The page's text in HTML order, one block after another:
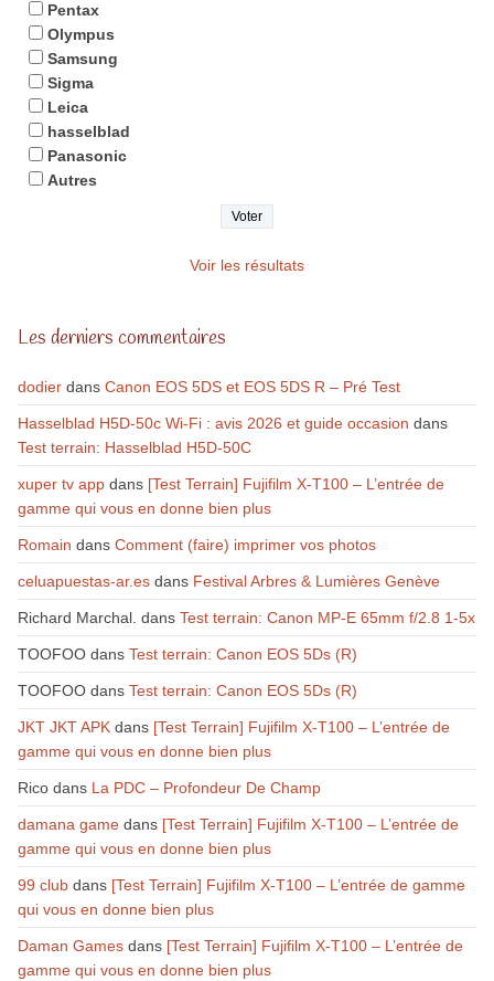
Pentax
Olympus
Samsung
Sigma
Leica
hasselblad
Panasonic
Autres
Voir les résultats
Les derniers commentaires
dodierdans Canon EOS 5DS et EOS 5DS R – Pré Test
Hasselblad H5D-50c Wi-Fi : avis 2026 et guide occasion dans
Test terrain: Hasselblad H5D-50C
xuper tv appdans [Test Terrain] Fujifilm X-T100 – L’entrée de
gamme qui vous en donne bien plus
Romain dans Comment (faire) imprimer vos photos
celuapuestas-ar.esdans Festival Arbres & Lumières Genève
Richard Marchal. dans Test terrain: Canon MP-E 65mm f/2.8 1-5x
TOOFOOdans Test terrain: Canon EOS 5Ds (R)
TOOFOOdans Test terrain: Canon EOS 5Ds (R)
JKT JKT APKdans [Test Terrain] Fujifilm X-T100 – L’entrée de
gamme qui vous en donne bien plus
Ricodans La PDC – Profondeur De Champ
damana gamedans [Test Terrain] Fujifilm X-T100 – L’entrée de
gamme qui vous en donne bien plus
99 clubdans [Test Terrain] Fujifilm X-T100 – L’entrée de gamme
qui vous en donne bien plus
Daman Gamesdans [Test Terrain] Fujifilm X-T100 – L’entrée de
gamme qui vous en donne bien plus